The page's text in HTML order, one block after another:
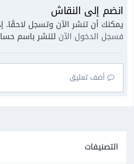
انضم إلى النقاش
يمكنك أن تنشر الآن وتسجل لاحقًا.
فسجل الدخول الآن لتنشر باسم
أضف تعليق
التصنيفات